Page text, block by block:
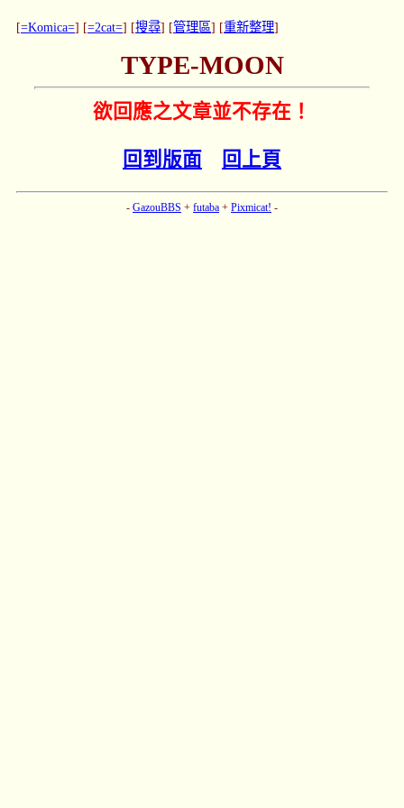
[=Komica=] [=2cat=] [搜尋] [管理區] [重新整理]
TYPE-MOON
欲回應之文章並不存在！
回到版面 回上頁
- GazouBBS + futaba + Pixmicat! -